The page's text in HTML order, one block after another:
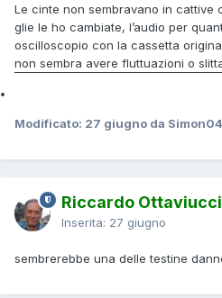
Le cinte non sembravano in cattive
glie le ho cambiate, l’audio per
oscilloscopio con la cassetta
non sembra avere fluttuazioni o
Modificato: 27 giugno da Simon04
Riccardo Ottaviucci
Inserita: 27 giugno
sembrerebbe una delle testine